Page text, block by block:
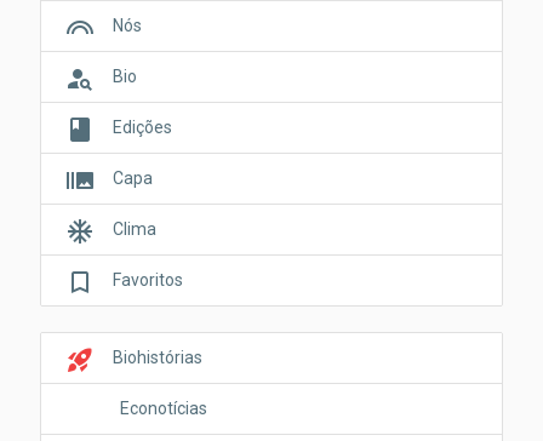
looks Nós
person_search Bio
book Edições
burst_mode Capa
ac_unit Clima
bookmark_border Favoritos
rocket_launch Biohistórias
Econotícias